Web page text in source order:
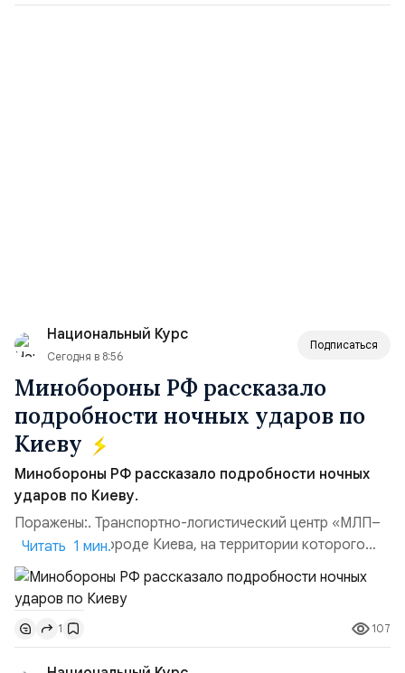
Национальный Курс
Сегодня в 8:56
Подписаться
Минобороны РФ рассказало
подробности ночных ударов по
Киеву
Минобороны РФ рассказало подробности ночных
ударов по Киеву.
Поражены:. Транспортно-логистический центр «МЛП–
Чайка» в пригороде Киева, на территории которого
осуществлялось хранение, сборка а также запуск с
прилегающего полевого аэродром «Чайка»
дальнобойных БПЛА ВСУ; Складские помещения
«Транс-Логистик» в Оболонском районе г. Киев,
использовавшиеся для хранения военного
Читать 1 мин.
1 107